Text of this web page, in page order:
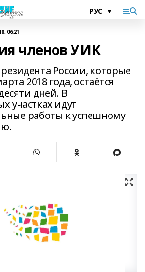
06:21
членов УИК
России, которые
2018 года, остаётся
дней. В
участках идут
работы к успешному